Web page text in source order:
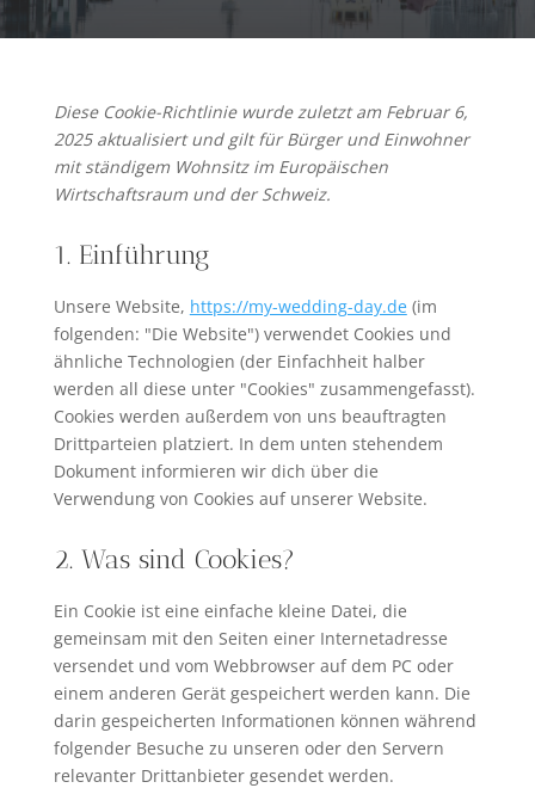
Diese Cookie-Richtlinie wurde zuletzt am Februar 6,
2025 aktualisiert und gilt für Bürger und Einwohner
mit ständigem Wohnsitz im Europäischen
Wirtschaftsraum und der Schweiz.
1. Einführung
Unsere Website, https://my-wedding-day.de(im
folgenden: "Die Website") verwendet Cookies und
ähnliche Technologien (der Einfachheit halber
werden all diese unter "Cookies" zusammengefasst).
Cookies werden außerdem von uns beauftragten
Drittparteien platziert. In dem unten stehendem
Dokument informieren wir dich über die
Verwendung von Cookies auf unserer Website.
2. Was sind Cookies?
Ein Cookie ist eine einfache kleine Datei, die
gemeinsam mit den Seiten einer Internetadresse
versendet und vom Webbrowser auf dem PC oder
einem anderen Gerät gespeichert werden kann. Die
darin gespeicherten Informationen können während
folgender Besuche zu unseren oder den Servern
relevanter Drittanbieter gesendet werden.